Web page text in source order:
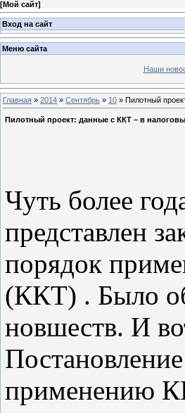
[Мой сайт]
Вход на сайт
Меню сайта
Наши
Главная » 2014 » Сентябрь » 10 » Пилотный
Пилотный проект: данные с ККТ – в
Чуть более
представлен
порядок
(ККТ) . Было
новшеств. И
применению